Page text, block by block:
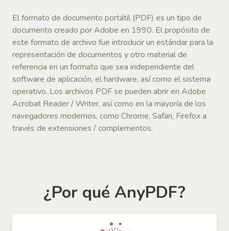
El formato de documento portátil (PDF) es un tipo de
documento creado por Adobe en 1990. El propósito de
este formato de archivo fue introducir un estándar para la
representación de documentos y otro material de
referencia en un formato que sea independiente del
software de aplicación, el hardware, así como el sistema
operativo. Los archivos PDF se pueden abrir en Adobe
Acrobat Reader / Writer, así como en la mayoría de los
navegadores modernos, como Chrome, Safari, Firefox a
través de extensiones / complementos.
¿Por qué AnyPDF?